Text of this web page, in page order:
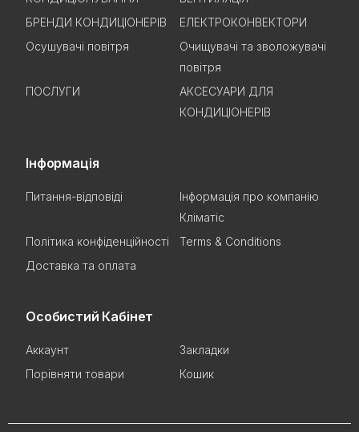
БРЕНДИ КОНДИЦІОНЕРІВ
ЕЛЕКТРОКОНВЕКТОРИ
Осушувачі повітря
Очищувачі та зволожувачі
повітря
ПОСЛУГИ
АКСЕСУАРИ ДЛЯ
КОНДИЦІОНЕРІВ
Інформація
Питання-відповіді
Інформація про компанію
Кліматіс
Політика конфіденційності
Terms & Conditions
Доставка та оплата
Особистий Кабінет
Аккаунт
Закладки
Порівняти товари
Кошик